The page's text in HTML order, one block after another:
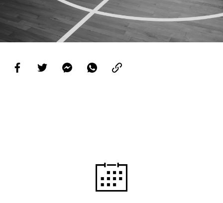
PROJETOS
LIGA BETCLIC MASCULINA